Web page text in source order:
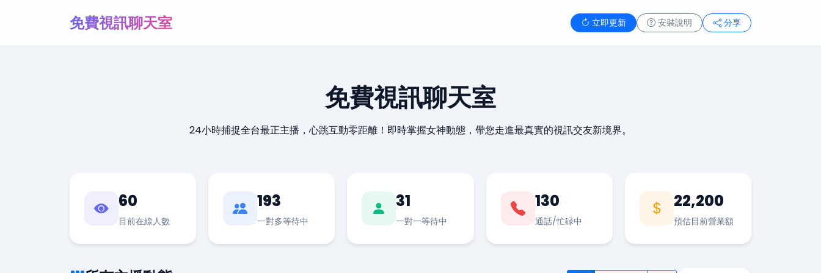
免費視訊聊天室 立即更新 安裝說明 分享
免費視訊聊天室
24小時捕捉全台最正主播，心跳互動零距離！即時掌握女神動態，帶您走進最真實的視訊交友新境界。
60
目前在線人數
193
一對多等待中
31
一對一等待中
130
通話/忙碌中
22,200
預估目前營業額